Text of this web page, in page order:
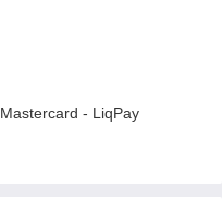
- LiqPay